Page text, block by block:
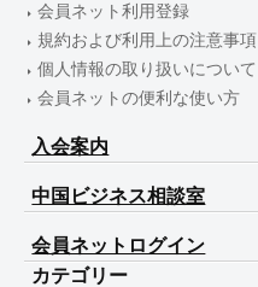
会員ネット利用登録
規約および利用上の注意事項
個人情報の取り扱いについて
会員ネットの便利な使い方
入会案内
中国ビジネス相談室
会員ネットログイン
カテゴリー